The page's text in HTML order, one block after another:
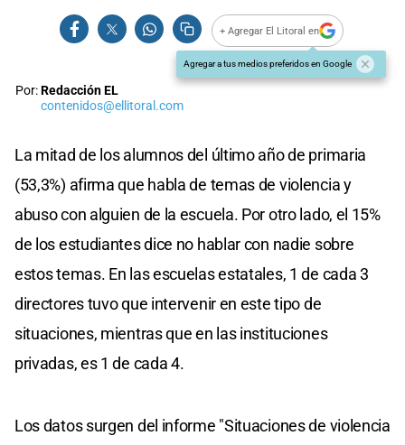
+ Agregar El Litoral en
Agregar a tus medios preferidos en Google
Por:Redacción EL
contenidos@ellitoral.com
La mitad de los alumnos del último año de primaria
(53,3%) afirma que habla de temas de violencia y
abuso con alguien de la escuela. Por otro lado, el 15%
de los estudiantes dice no hablar con nadie sobre
estos temas. En las escuelas estatales, 1 de cada 3
directores tuvo que intervenir en este tipo de
situaciones, mientras que en las instituciones
privadas, es 1 de cada 4.
Los datos surgen del informe "Situaciones de violencia